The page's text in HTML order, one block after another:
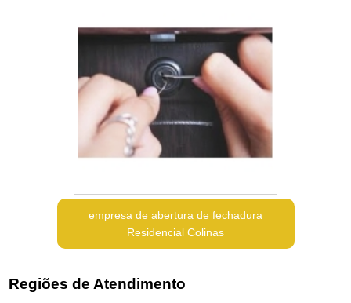
empresa de abertura de fechadura
Residencial Colinas
Regiões de Atendimento